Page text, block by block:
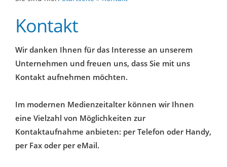
Kontakt
Wir danken Ihnen für das Interesse an unserem
Unternehmen und freuen uns, dass Sie mit uns
Kontakt aufnehmen möchten.
Im modernen Medienzeitalter können wir Ihnen
eine Vielzahl von Möglichkeiten zur
Kontaktaufnahme anbieten: per Telefon oder Handy,
per Fax oder per eMail.